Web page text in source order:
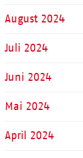
August 2024
Juli 2024
Juni 2024
Mai 2024
April 2024